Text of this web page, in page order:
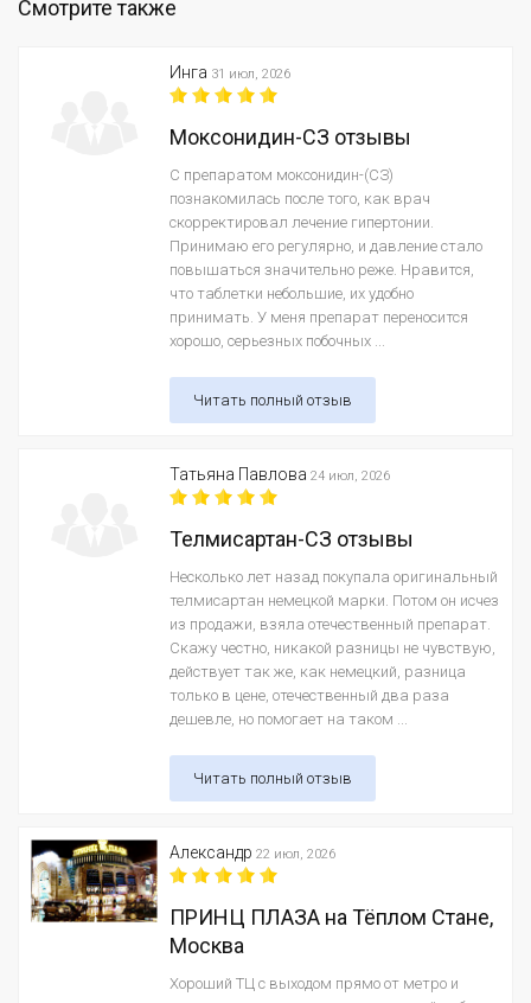
Смотрите также
Инга 31 июл, 2026
Моксонидин-СЗ отзывы
С препаратом моксонидин-(СЗ)
познакомилась после того, как врач
скорректировал лечение гипертонии.
Принимаю его регулярно, и давление стало
повышаться значительно реже. Нравится,
что таблетки небольшие, их удобно
принимать. У меня препарат переносится
хорошо, серьезных побочных ...
Читать полный отзыв
Татьяна Павлова 24 июл, 2026
Телмисартан-СЗ отзывы
Несколько лет назад покупала оригинальный
телмисартан немецкой марки. Потом он исчез
из продажи, взяла отечественный препарат.
Скажу честно, никакой разницы не чувствую,
действует так же, как немецкий, разница
только в цене, отечественный два раза
дешевле, но помогает на таком ...
Читать полный отзыв
Александр 22 июл, 2026
ПРИНЦ ПЛАЗА на Тёплом Стане,
Москва
Хороший ТЦ с выходом прямо от метро и